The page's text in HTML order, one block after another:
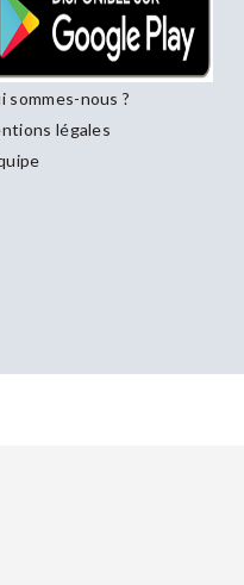
sommes-nous ?
légales